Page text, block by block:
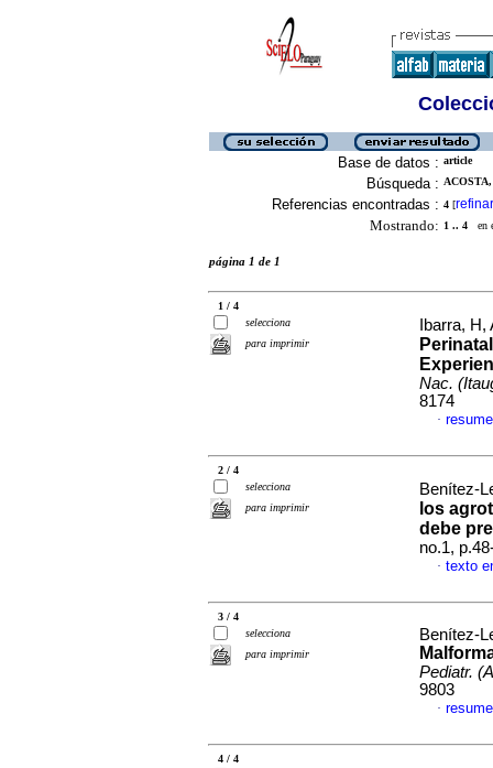
Base de datos : article
Búsqueda :
Referencias encontradas : 4 [refinar
Mostrando: 1 .. 4 en
página 1 de 1
1 / 4
selecciona
para imprimir
Ibarra,
Nac.
8174
·
2 / 4
selecciona
para imprimir
Benítez-
los
debe
no.1,
· texto
3 / 4
selecciona
para imprimir
Benítez-
Pediatr.
9803
·
4 / 4